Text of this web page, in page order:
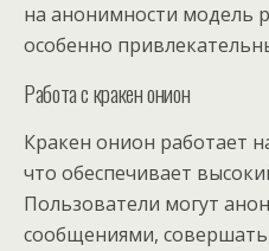
на анонимности модель
особенно
Работа с кракен онион
Кракен онион работает
что обеспечивает
Пользователи могут
сообщениями,